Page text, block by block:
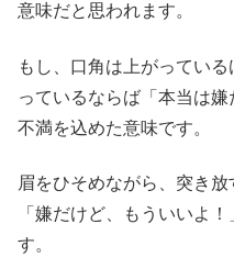
意味だと思われます。
もし、口角は上がってい
っているならば「本当は
不満を込めた意味です。
眉をひそめながら、突き放
「嫌だけど、もういいよ
す。